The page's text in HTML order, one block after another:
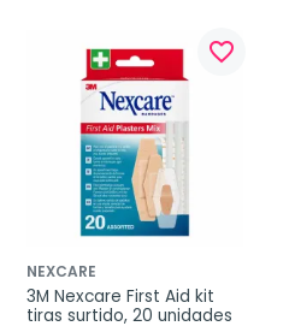
favorite_border
NEXCARE
3M Nexcare First Aid kit
tiras surtido, 20 unidades